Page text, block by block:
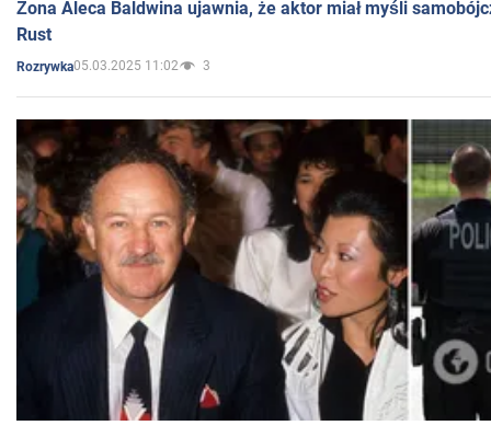
Żona Aleca Baldwina ujawnia, że aktor miał myśli
Rust
Rozrywka05.03.2025 11:02 3